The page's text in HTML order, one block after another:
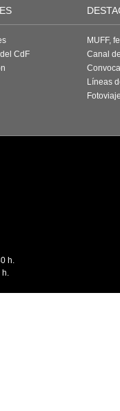
CdF
MUFF,
Canal
Líneas
h.
h.